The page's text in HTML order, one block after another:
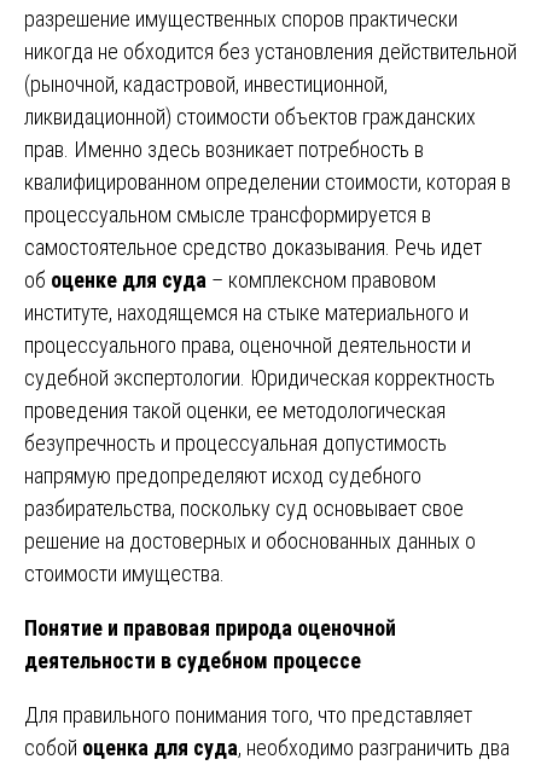
разрешение имущественных споров практически
никогда не обходится без установления действительной
(рыночной, кадастровой, инвестиционной,
ликвидационной) стоимости объектов гражданских
прав. Именно здесь возникает потребность в
квалифицированном определении стоимости, которая в
процессуальном смысле трансформируется в
самостоятельное средство доказывания. Речь идет
об оценке для суда – комплексном правовом
институте, находящемся на стыке материального и
процессуального права, оценочной деятельности и
судебной экспертологии. Юридическая корректность
проведения такой оценки, ее методологическая
безупречность и процессуальная допустимость
напрямую предопределяют исход судебного
разбирательства, поскольку суд основывает свое
решение на достоверных и обоснованных данных о
стоимости имущества.
Понятие и правовая природа оценочной
деятельности в судебном процессе
Для правильного понимания того, что представляет
собой оценка для суда, необходимо разграничить два